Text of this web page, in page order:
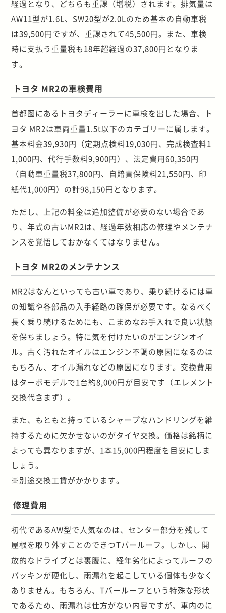
経過となり、どちらも重課（増税）されます。排気量は
AW11型が1.6L、SW20型が2.0Lのため基本の自動車税
は39,500円ですが、重課されて45,500円。また、車検
時に支払う重量税も18年超経過の37,800円となりま
す。
トヨタ MR2の車検費用
首都圏にあるトヨタディーラーに車検を出した場合、ト
ヨタ MR2は車両重量1.5t以下のカテゴリーに属します。
基本料金39,930円（定期点検料19,030円、完成検査料1
1,000円、代行手数料9,900円）、法定費用60,350円
（自動車重量税37,800円、自賠責保険料21,550円、印
紙代1,000円）の計98,150円となります。
ただし、上記の料金は追加整備が必要のない場合であ
り、年式の古いMR2は、経過年数相応の修理やメンテナ
ンスを覚悟しておかなくてはなりません。
トヨタ MR2のメンテナンス
MR2はなんといっても古い車であり、乗り続けるには車
の知識や各部品の入手経路の確保が必要です。なるべく
長く乗り続けるためにも、こまめなお手入れで良い状態
を保ちましょう。特に気を付けたいのがエンジンオイ
ル。古く汚れたオイルはエンジン不調の原因になるのは
もちろん、オイル漏れなどの原因になります。交換費用
はターボモデルで1台約8,000円が目安です（エレメント
交換代含まず）。
また、もともと持っているシャープなハンドリングを維
持するために欠かせないのがタイヤ交換。価格は銘柄に
よっても異なりますが、1本15,000円程度を目安にしま
しょう。
※別途交換工賃がかかります。
修理費用
初代であるAW型で人気なのは、センター部分を残して
屋根を取り外すことのできつTバールーフ。しかし、開
放的なドライブとは裏腹に、経年劣化によってルーフの
パッキンが硬化し、雨漏れを起こしている個体も少なく
ありません。もちろん、Tバールーフという特殊な形状
であるため、雨漏れは仕方がない内容ですが、車内のに